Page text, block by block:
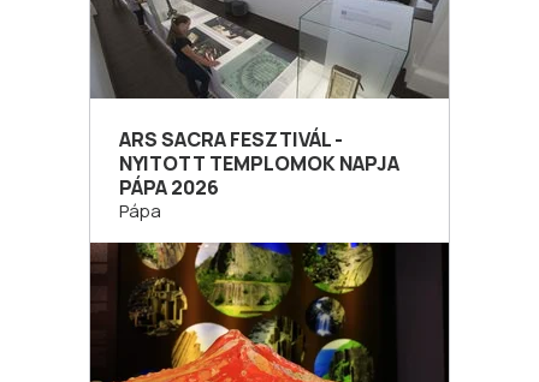
ARS SACRA FESZTIVÁL -
NYITOTT TEMPLOMOK NAPJA
PÁPA 2026
Pápa